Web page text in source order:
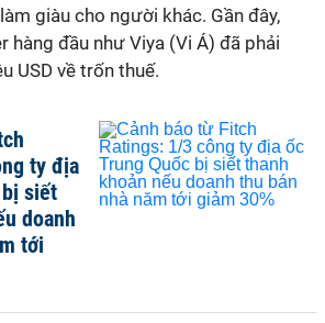
giàu cho người khác. Gần đây,
hàng đầu như Viya (Vi Á) đã phải
USD về trốn thuế.
ty địa
bị siết
doanh
tới